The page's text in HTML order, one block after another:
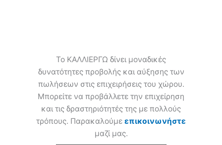
Το ΚΑΛΛΙΕΡΓΩ δίνει μοναδικές
δυνατότητες προβολής και αύξησης των
πωλήσεων στις επιχειρήσεις του χώρου.
Μπορείτε να προβάλλετε την επιχείρηση
και τις δραστηριότητές της με πολλούς
τρόπους. Παρακαλούμε επικοινωνήστε
μαζί μας.